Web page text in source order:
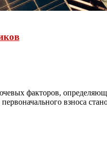
факторов,
взноса